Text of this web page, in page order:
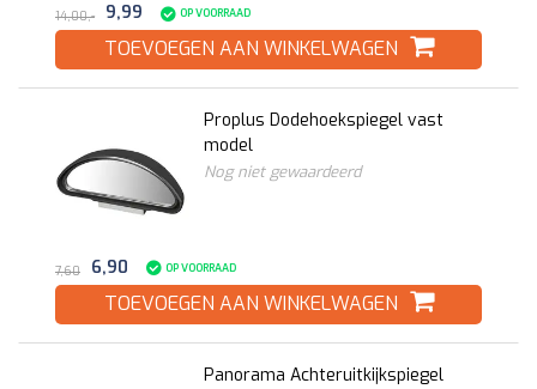
14,00,- 9,99 OP VOORRAAD
TOEVOEGEN AAN WINKELWAGEN
Proplus Dodehoekspiegel vast
model
Nog niet gewaardeerd
7,60 6,90 OP VOORRAAD
TOEVOEGEN AAN WINKELWAGEN
Panorama Achteruitkijkspiegel